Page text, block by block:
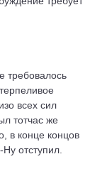
требовалось
всех сил
тотчас же
в конце концов
отступил.